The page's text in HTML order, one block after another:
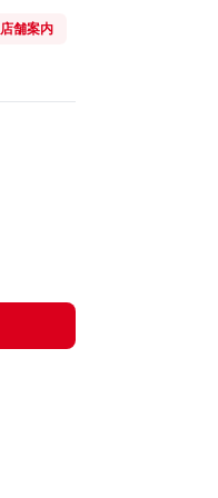
店舗案内